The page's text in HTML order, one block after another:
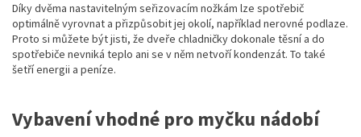
Díky dvěma nastavitelným seřizovacím nožkám lze spotřebič
optimálně vyrovnat a přizpůsobit jej okolí, například nerovné podlaze.
Proto si můžete být jisti, že dveře chladničky dokonale těsní a do
spotřebiče nevniká teplo ani se v něm netvoří kondenzát. To také
šetří energii a peníze.
Vybavení vhodné pro myčku nádobí